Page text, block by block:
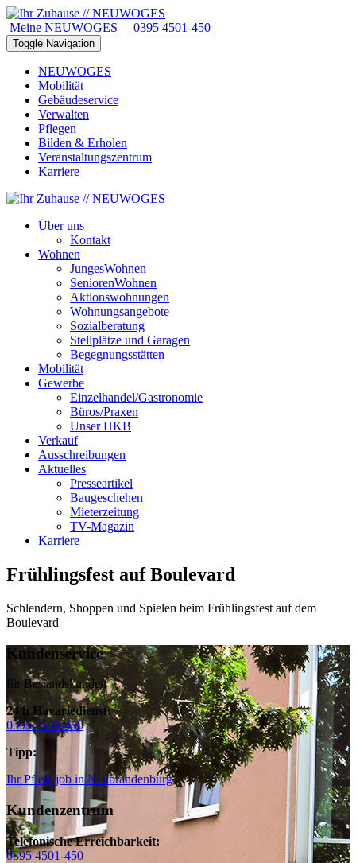
Meine NEUWOGES 0395 4501-450
Toggle Navigation
NEUWOGES
Mobilität
Gebäudeservice
Verwalten
Pflegen
Bilden & Erholen
Veranstaltungszentrum
Karriere
Über uns
Kontakt
Wohnen
JungesWohnen
SeniorenWohnen
Aktionswohnungen
Wohnungsangebote
Sozialberatung
Stellplätze und Garagen
Begegnungsstätten
Mobilität
Gewerbe
Einzelhandel/Gastronomie
Büros/Praxen
Unser HKB
Verkauf
Ausschreibungen
Aktuelles
Presseartikel
Baugeschehen
Mieterzeitung
TV-Magazin
Karriere
Frühlingsfest auf Boulevard
Schlendern, Shoppen und Spielen beim Frühlingsfest auf dem
Boulevard
Kundenservice
für Bestandskunden
24 h Havariedienst:
0395 4501-450
Tipp:
Ihr Pflegejob in Neubrandenburg
Kundenzentrum
Telefonische Erreichbarkeit:
0395 4501-450